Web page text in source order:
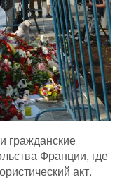
гражданские
Франции, где
акт.